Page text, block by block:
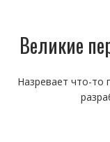
Великие
Назревает что-то